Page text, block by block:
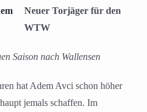
Neuer Torjäger für den
WTW
Saison nach Wallensen
hat Adem Avci schon höher
jemals schaffen. Im